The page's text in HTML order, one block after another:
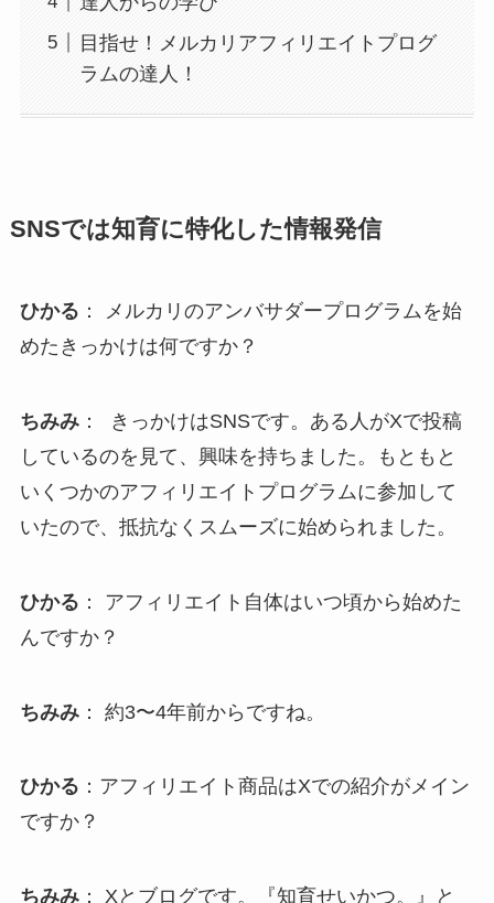
目指せ！メルカリアフィリエイトプログ
ラムの達人！
SNSでは知育に特化した情報発信
ひかる ： メルカリのアンバサダープログラムを始
めたきっかけは何ですか？
ちみみ： きっかけはSNSです。ある人がXで投稿
しているのを見て、興味を持ちました。もともと
いくつかのアフィリエイトプログラムに参加して
いたので、抵抗なくスムーズに始められました。
ひかる ： アフィリエイト自体はいつ頃から始めた
んですか？
ちみみ： 約3〜4年前からですね。
ひかる ：アフィリエイト商品はXでの紹介がメイン
ですか？
ちみみ： Xとブログです。『知育せいかつ。』と